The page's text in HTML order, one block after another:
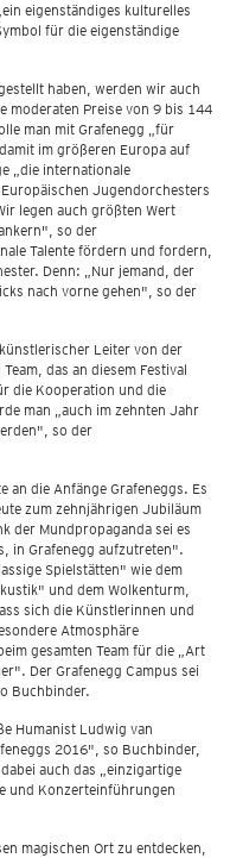
eigenständiges kulturelles
für die eigenständige
haben, werden wir auch
moderaten Preise von 9 bis 144
man mit Grafenegg „für
im größeren Europa auf
„die internationale
Jugendorchesters
legen auch größten Wert
so der
Talente fördern und fordern,
Denn: „Nur jemand, der
nach vorne gehen", so der
Leiter von der
das an diesem Festival
die Kooperation und die
man „auch im zehnten Jahr
so der
an die Anfänge Grafeneggs. Es
zum zehnjährigen Jubiläum
der Mundpropaganda sei es
in Grafenegg aufzutreten".
Spielstätten" wie dem
und dem Wolkenturm,
sich die Künstlerinnen und
Atmosphäre
gesamten Team für die „Art
Der Grafenegg Campus sei
Buchbinder.
Humanist Ludwig van
2016", so Buchbinder,
auch das „einzigartige
und Konzerteinführungen
magischen Ort zu entdecken,